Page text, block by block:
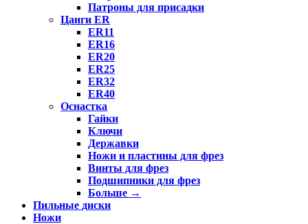
Патроны для присадки
Цанги ER
ER11
ER16
ER20
ER25
ER32
ER40
Оснастка
Гайки
Ключи
Державки
Ножи и пластины для фрез
Винты для фрез
Подшипники для фрез
Больше →
Пильные диски
Ножи